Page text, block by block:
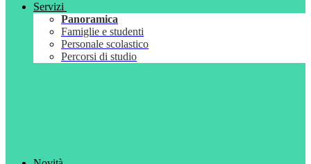
Servizi
Panoramica
Famiglie e studenti
Personale scolastico
Percorsi di studio